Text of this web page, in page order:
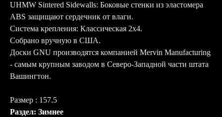
UHMW Sintered Sidewalls: Боковые стенки из эластомера
ABS защищают сердечник от влаги.
Система крепления: Классическая 2x4.
Собрано вручную в США.
Доски GNU производятся компанией Mervin Manufacturing
- самым крупным заводом в Северо-Западной части штата
Вашингтон.
Размер : 157.5
Раздел: Зимнее